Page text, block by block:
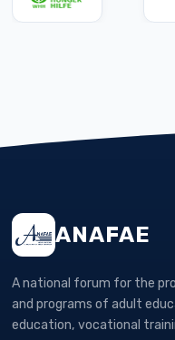
ANAFAE
A national forum for the
and programs of adult
education, vocational